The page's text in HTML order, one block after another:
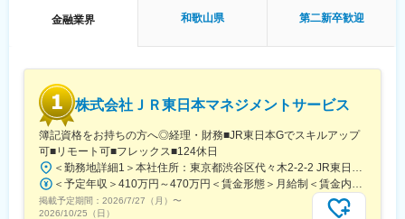
配当金としてご契約者へお支払いする保険）なので、配当還元が
充実しており、実質的な保険料負担の軽減を図っております。
変更の範囲：会社の定める業務
ざまなプログラムを活用することができます。行員一人ひとりの
知るためのさまざまなキャリア研修を行うなど、その他多数の支
援制度を用意しています。
変更の範囲：会社の定める業務
金融業界 和歌山県 第二新卒歓迎
株式会社ＪＲ東日本マネジメントサービス
簿記資格をお持ちの方へ◎経理・財務■JR東日本Gでスキルアップ
可■リモート可■フレックス■124休日
＜勤務地詳細1＞本社住所：東京都渋谷区代々木2-2-2 JR東日本本社ビル9階受動喫煙対策：屋内全面禁煙＜勤務地詳細2＞東京都内オフィス住所：東京都23区内 受動喫煙対策：屋内全面禁煙変更の範囲：会社の定める事業所（リモートワーク含む）
＜予定年収＞410万円～470万円＜賃金形態＞月給制＜賃金内訳＞月額（基本給）：240,000円～250,000円＜月給＞240,000円～250,000円＜昇給有無＞有＜残業手当＞有＜給与補足＞※想定年収には残業月20Hも含めています■昇給：年1回■賞与：年2回(合計3.0ヶ月程度)※総合職：計6.0ヶ月程度■モデル年収総合職（課長）900万円総合職（マネージャー）630万円総合職（主任）520万円エリア（課員）410万円賃金はあくまでも目安の金額であり、選考を通じて上下する可能性があります。月給(月額)は固定手当を含めた表記です。
掲載予定期間： 2026/7/27（月） 〜
2026/10/25（日）